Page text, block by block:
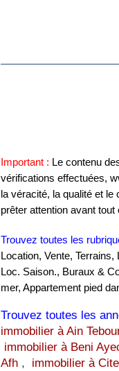
Important : Le contenu
vérifications effectuées,
la véracité, la qualité et
prêter attention avant tout
Trouvez toutes les
Location, Vente,
Loc. Saison., Buraux &
mer, Appartement pied
Trouvez toutes les
immobilier à Ain
immobilier à Beni
Afh, immobilier à